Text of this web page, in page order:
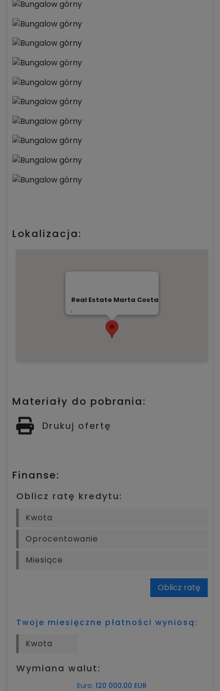
Lokalizacja:
Real Estate Marta Costa
,
Materiały do pobrania:
Drukuj ofertę
Finanse:
Oblicz ratę kredytu:
Oblicz ratę
Twoje miesięczne płatności wyniosą:
Wymiana walut:
Euro: 120 000.00 EUR